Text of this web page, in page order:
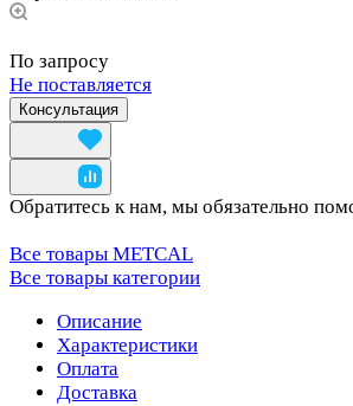
По запросу
Не поставляется
Консультация
Обратитесь к нам, мы обязательно
Все товары METCAL
Все товары категории
Описание
Характеристики
Оплата
Доставка